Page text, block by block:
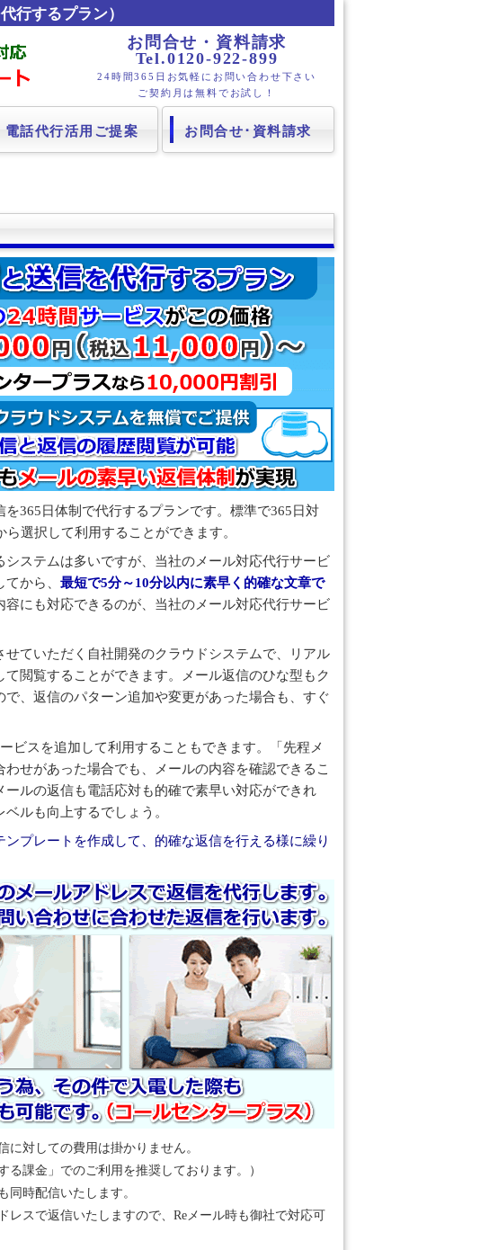
行するプラン）
お問合せ・資料請求
Tel.0120-922-899
24時間365日お気軽にお問い合わせ下さい
ご契約月は無料でお試し！
電話代行活用ご提案 お問合せ･資料請求
決
内
り
の確保以上の効果がある
算例
365日体制で代行するプランです。標準で365日対
選択して利用することができます。
ステムは多いですが、当社のメール対応代行サービ
てから、 最短で5分～10分以内に素早く的確な文章で
にも対応できるのが、当社のメール対応代行サービ
ていただく自社開発のクラウドシステムで、リアル
閲覧することができます。メール返信のひな型もク
、返信のパターン追加や変更があった場合も、すぐ
ビスを追加して利用することもできます。「先程メ
せがあった場合でも、メールの内容を確認できるこ
ルの返信も電話応対も的確で素早い対応ができれ
ルも向上するでしょう。
プレートを作成して、的確な返信を行える様に繰り
に対しての費用は掛かりません。
課金」でのご利用を推奨しております。）
時配信いたします。
レスで返信いたしますので、Reメール時も御社で対応可